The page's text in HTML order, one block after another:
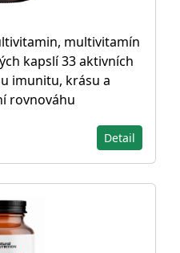
multivitamín
kapslí 33 aktivních
imunitu, krásu a
rovnováhu
Detail